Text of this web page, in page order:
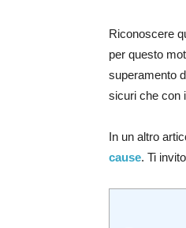
Riconoscere
per questo
superamento
sicuri che con
In un altro
cause. Ti